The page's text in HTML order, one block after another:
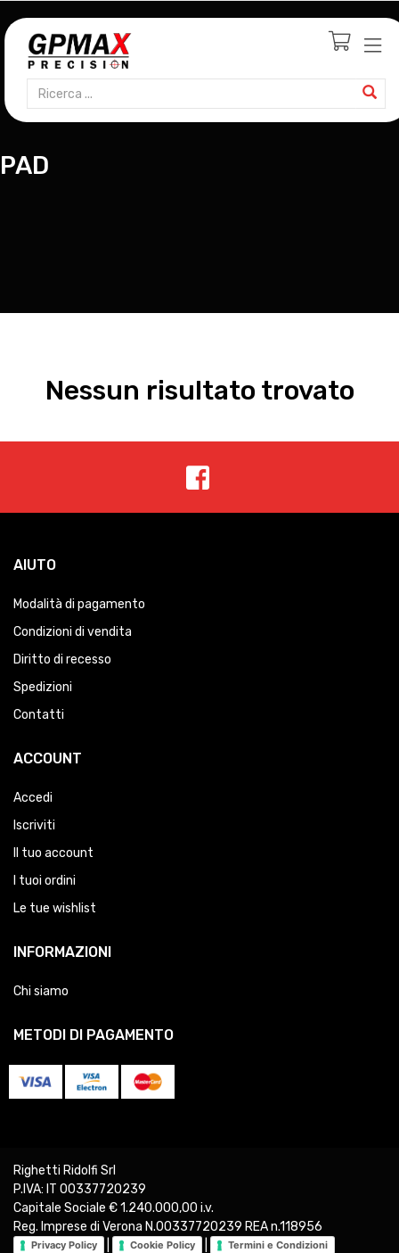
PAD
Nessun risultato trovato
AIUTO
Modalità di pagamento
Condizioni di vendita
Diritto di recesso
Spedizioni
Contatti
ACCOUNT
Accedi
Iscriviti
Il tuo account
I tuoi ordini
Le tue wishlist
INFORMAZIONI
Chi siamo
METODI DI PAGAMENTO
Righetti Ridolfi Srl
P.IVA: IT 00337720239
Capitale Sociale € 1.240.000,00 i.v.
Reg. Imprese di Verona N.00337720239 REA n.118956
Privacy Policy Cookie Policy Termini e Condizioni